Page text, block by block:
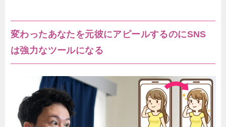
変わったあなたを元彼にアピールするのにSNS
は強力なツールになる